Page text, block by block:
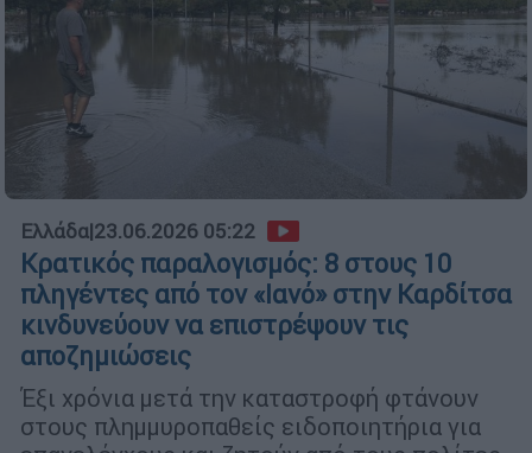
Ελλάδα|23.06.2026 05:22
Κρατικός παραλογισμός: 8 στους 10
πληγέντες από τον «Ιανό» στην Καρδίτσα
κινδυνεύουν να επιστρέψουν τις
αποζημιώσεις
Έξι χρόνια μετά την καταστροφή φτάνουν
στους πλημμυροπαθείς ειδοποιητήρια για